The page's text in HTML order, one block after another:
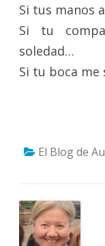
Si tus manos
Si tu
soledad…
Si tu boca
El Blog de